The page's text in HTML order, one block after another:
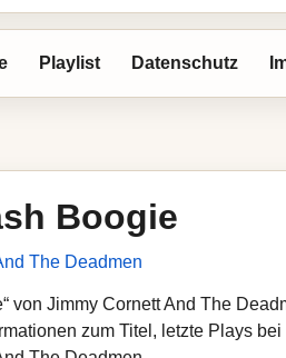
Playlist Datenschutz
Boogie
The Deadmen
von Jimmy Cornett And The
zum Titel, letzte Plays